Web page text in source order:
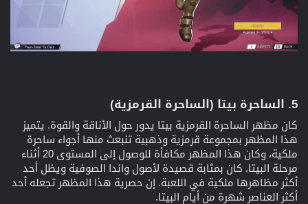
5. الساحرة بيتا (الساحرة القرمزية)​
كان مظهر الساحرة القرمزية بيتا يدور حول الأناقة والقوة. يتميز
هذا المظهر بمجموعة قرمزية وذهبية تنبعث منها أجواء ساحرة
ملكية، وكان هذا المظهر مكافأة للوصول إلى المستوى 20 أثناء
مرحلة البيتا. كان بمثابة قصيدة لأصول واندا الصوفية ويظل أحد
أكثر مظاهرها ملكية في اللعبة. إن حصرية هذا المظهر تجعله أحد
أكثر العناصر شهرة من أيام البيتا.